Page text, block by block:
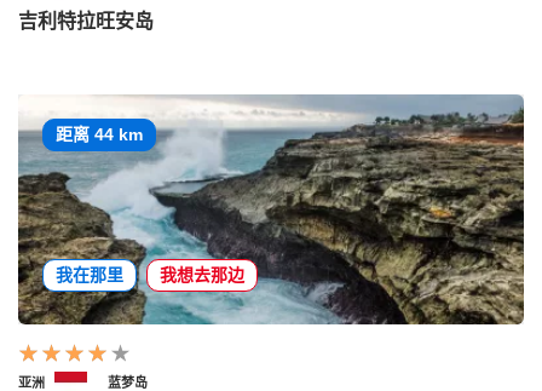
吉利特拉旺安岛
距离 44 km
我在那里 我想去那边
亚洲 蓝梦岛